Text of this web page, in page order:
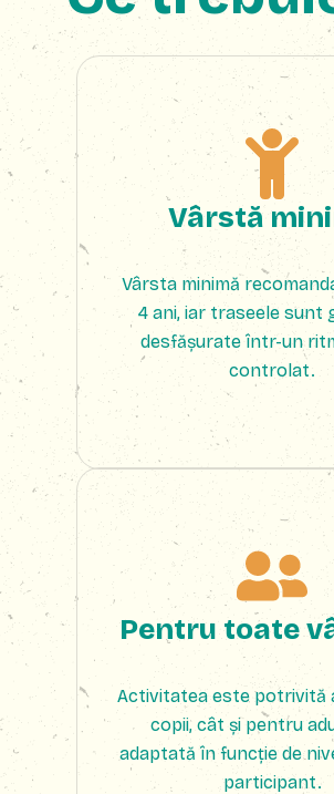
Vârstă
Vârsta minimă
4 ani, iar traseele sunt
desfășurate într-un
controlat.
Pentru toate
Activitatea este potrivită
copii, cât și pentru
adaptată în funcție de
participant.